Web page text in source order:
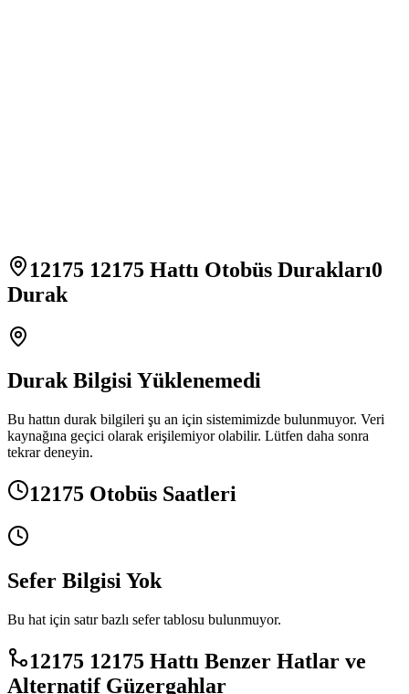
12175 12175 Hattı Otobüs Durakları0
Durak
Durak Bilgisi Yüklenemedi
Bu hattın durak bilgileri şu an için sistemimizde bulunmuyor. Veri
kaynağına geçici olarak erişilemiyor olabilir. Lütfen daha sonra
tekrar deneyin.
12175 Otobüs Saatleri
Sefer Bilgisi Yok
Bu hat için satır bazlı sefer tablosu bulunmuyor.
12175 12175 Hattı Benzer Hatlar ve
Alternatif Güzergahlar